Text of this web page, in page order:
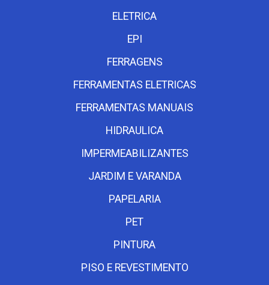
ELETRICA
EPI
FERRAGENS
FERRAMENTAS ELETRICAS
FERRAMENTAS MANUAIS
HIDRAULICA
IMPERMEABILIZANTES
JARDIM E VARANDA
PAPELARIA
PET
PINTURA
PISO E REVESTIMENTO